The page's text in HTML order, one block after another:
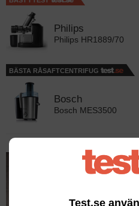
Test.se
Philips
Philips HR1889/70
BÄSTA RÅSAFTCENTRIFUG
Bosch
Bosch MES3500